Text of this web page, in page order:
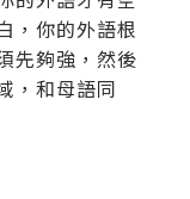
，你的外語根
先夠強，然後
，和母語同